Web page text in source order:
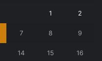
1 2
7 8 9
14 15 16